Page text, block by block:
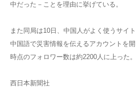
中だった－ことを理由に挙げている。
また同局は10日、中国人がよく使うサイト
中国語で災害情報を伝えるアカウントを
時点のフォロワー数は約2200人に上った
西日本新聞社